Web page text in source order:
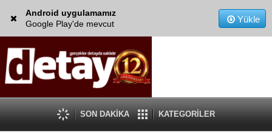
Android uygulamamız
Google Play'de mevcut
Yükle
SON DAKİKA KATEGORİLER